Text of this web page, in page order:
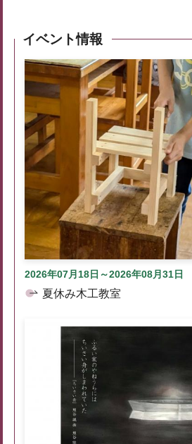
イベント情報
2026年07月18日～2026年08月31日
夏休み木工教室